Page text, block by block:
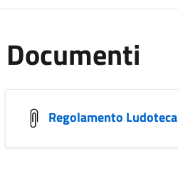
Documenti
Regolamento Ludoteca